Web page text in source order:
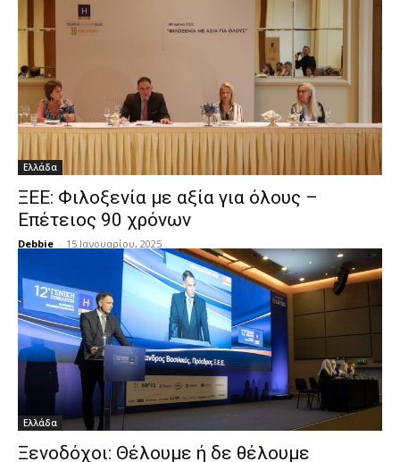
Ελλάδα
ΞΕΕ: Φιλοξενία με αξία για όλους –
Επέτειος 90 χρόνων
Debbie - 15 Ιανουαρίου, 2025
Ελλάδα
Ξενοδόχοι: Θέλουμε ή δε θέλουμε